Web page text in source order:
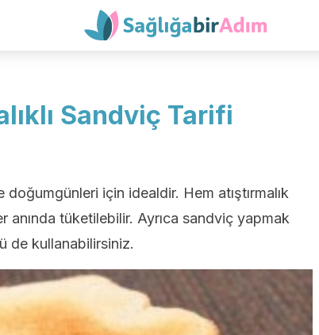
Sandviç Tarifi
doğumgünleri için idealdir. Hem atıştırmalık
anında tüketilebilir. Ayrıca sandviç yapmak
de kullanabilirsiniz.